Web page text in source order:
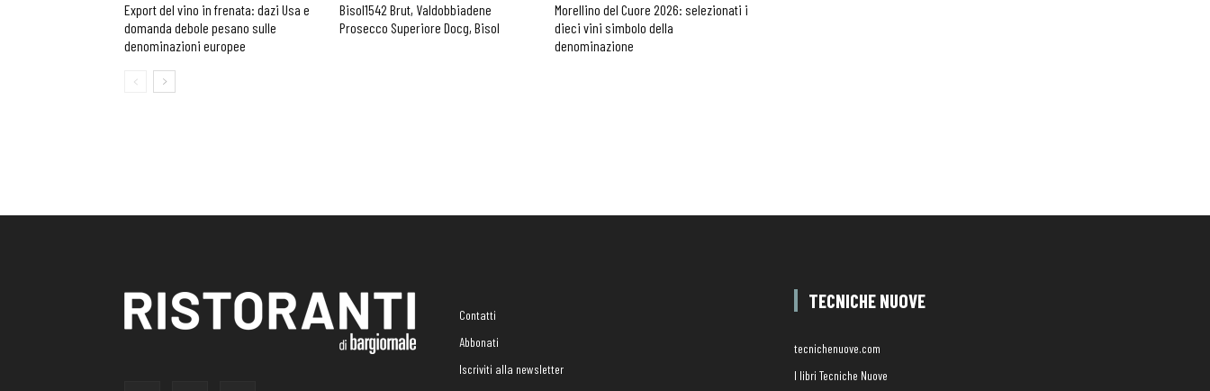
Export del vino in frenata: dazi Usa e
domanda debole pesano sulle
denominazioni europee
Bisol1542 Brut, Valdobbiadene
Prosecco Superiore Docg, Bisol
Morellino del Cuore 2026: selezionati i
dieci vini simbolo della
denominazione
Contatti
Abbonati
Iscriviti alla newsletter
TECNICHE NUOVE
tecnichenuove.com
I libri Tecniche Nuove